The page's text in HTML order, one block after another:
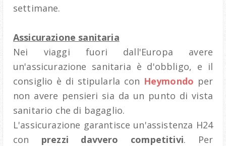
settimane.
Assicurazione sanitaria
Nei viaggi fuori dall'Europa avere
un'assicurazione sanitaria è d'obbligo, e il
consiglio è di stipularla con Heymondo per
non avere pensieri sia da un punto di vista
sanitario che di bagaglio.
L'assicurazione garantisce un'assistenza H24
con prezzi davvero competitivi. Per